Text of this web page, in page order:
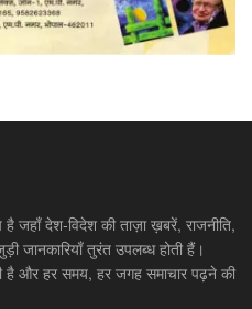
देश-विदेश की ताज़ा ख़बरें, राजनीति,
तुरंत उपलब्ध होती हैं।
है और हर समय, हर जगह समाचार पढ़ने की